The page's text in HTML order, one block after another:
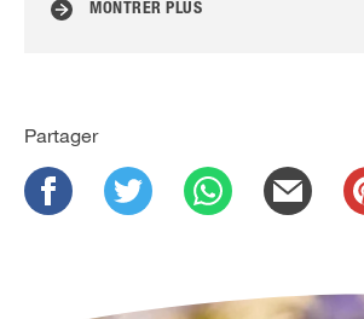
MONTRER PLUS
Partager